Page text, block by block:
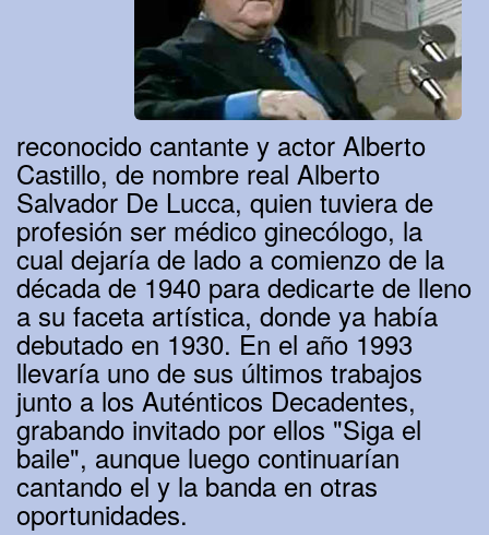
reconocido cantante y actor Alberto
Castillo, de nombre real Alberto
Salvador De Lucca, quien tuviera de
profesión ser médico ginecólogo, la
cual dejaría de lado a comienzo de la
década de 1940 para dedicarte de lleno
a su faceta artística, donde ya había
debutado en 1930. En el año 1993
llevaría uno de sus últimos trabajos
junto a los Auténticos Decadentes,
grabando invitado por ellos "Siga el
baile", aunque luego continuarían
cantando el y la banda en otras
oportunidades.